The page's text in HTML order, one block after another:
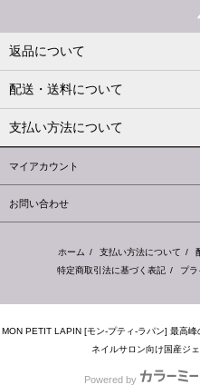
返品について
配送・送料について
支払い方法について
マイアカウント
お問い合わせ
ホーム / 支払い方法について /
特定商取引法に基づく表記 / プ
MON PETIT LAPIN [モン-プティ-ラパン] 最高
ネイルサロン向け国産ジ
Powered by